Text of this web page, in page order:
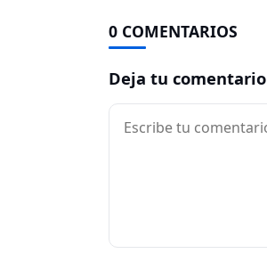
0 COMENTARIOS
Deja tu comentario
Comentario